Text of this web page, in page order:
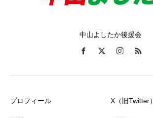
中山よしたか後援会
プロフィール X（旧Twitter）